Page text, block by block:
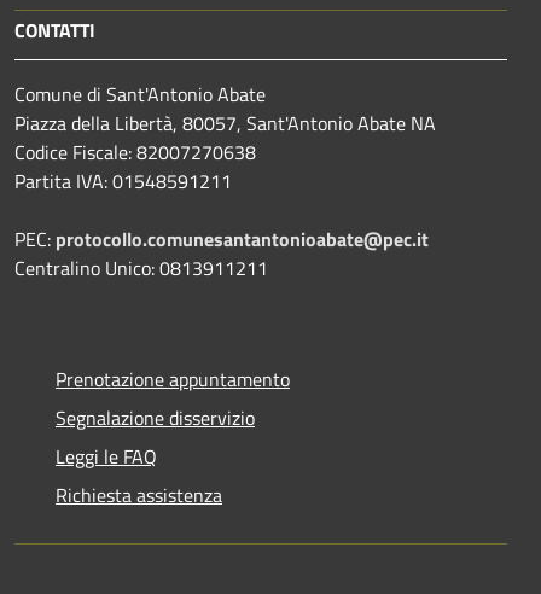
CONTATTI
Comune di Sant'Antonio Abate
Piazza della Libertà, 80057, Sant'Antonio Abate NA
Codice Fiscale: 82007270638
Partita IVA: 01548591211
PEC: protocollo.comunesantantonioabate@pec.it
Centralino Unico: 0813911211
Prenotazione appuntamento
Segnalazione disservizio
Leggi le FAQ
Richiesta assistenza